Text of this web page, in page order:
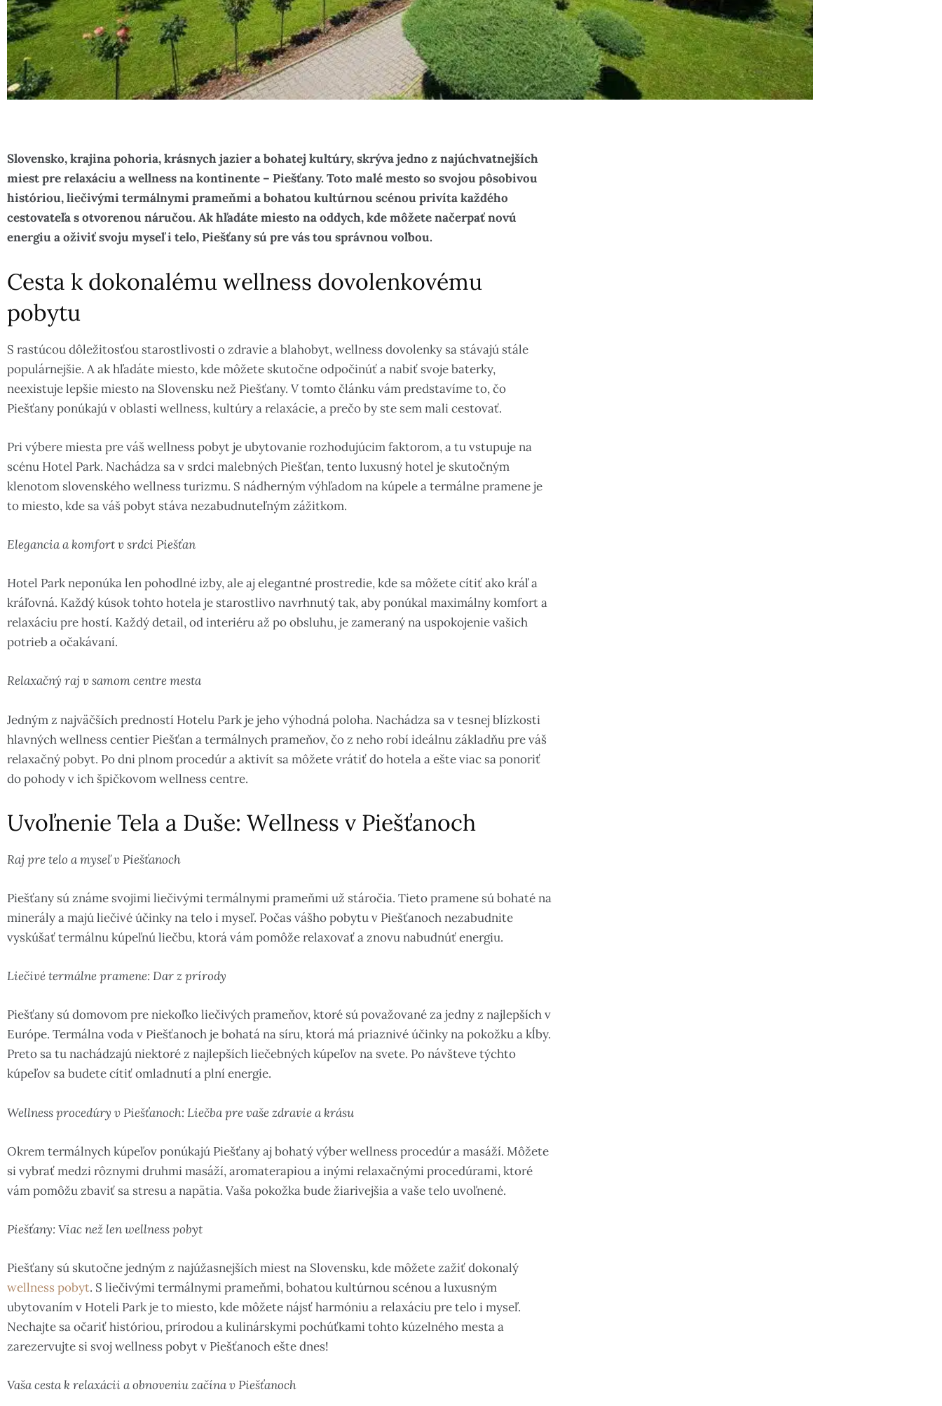
Slovensko, krajina pohoria, krásnych jazier a bohatej kultúry, skrýva jedno z najúchvatnejších
miest pre relaxáciu a wellness na kontinente – Piešťany. Toto malé mesto so svojou pôsobivou
históriou, liečivými termálnymi prameňmi a bohatou kultúrnou scénou privíta každého
cestovateľa s otvorenou náručou. Ak hľadáte miesto na oddych, kde môžete načerpať novú
energiu a oživiť svoju myseľ i telo, Piešťany sú pre vás tou správnou voľbou.
Cesta k dokonalému wellness dovolenkovému
pobytu
S rastúcou dôležitosťou starostlivosti o zdravie a blahobyt, wellness dovolenky sa stávajú stále
populárnejšie. A ak hľadáte miesto, kde môžete skutočne odpočinúť a nabiť svoje baterky,
neexistuje lepšie miesto na Slovensku než Piešťany. V tomto článku vám predstavíme to, čo
Piešťany ponúkajú v oblasti wellness, kultúry a relaxácie, a prečo by ste sem mali cestovať.
Pri výbere miesta pre váš wellness pobyt je ubytovanie rozhodujúcim faktorom, a tu vstupuje na
scénu Hotel Park. Nachádza sa v srdci malebných Piešťan, tento luxusný hotel je skutočným
klenotom slovenského wellness turizmu. S nádherným výhľadom na kúpele a termálne pramene je
to miesto, kde sa váš pobyt stáva nezabudnuteľným zážitkom.
Elegancia a komfort v srdci Piešťan
Hotel Park neponúka len pohodlné izby, ale aj elegantné prostredie, kde sa môžete cítiť ako kráľ a
kráľovná. Každý kúsok tohto hotela je starostlivo navrhnutý tak, aby ponúkal maximálny komfort a
relaxáciu pre hostí. Každý detail, od interiéru až po obsluhu, je zameraný na uspokojenie vašich
potrieb a očakávaní.
Relaxačný raj v samom centre mesta
Jedným z najväčších predností Hotelu Park je jeho výhodná poloha. Nachádza sa v tesnej blízkosti
hlavných wellness centier Piešťan a termálnych prameňov, čo z neho robí ideálnu základňu pre váš
relaxačný pobyt. Po dni plnom procedúr a aktivít sa môžete vrátiť do hotela a ešte viac sa ponoriť
do pohody v ich špičkovom wellness centre.
Uvoľnenie Tela a Duše: Wellness v Piešťanoch
Raj pre telo a myseľ v Piešťanoch
Piešťany sú známe svojimi liečivými termálnymi prameňmi už stáročia. Tieto pramene sú bohaté na
minerály a majú liečivé účinky na telo i myseľ. Počas vášho pobytu v Piešťanoch nezabudnite
vyskúšať termálnu kúpeľnú liečbu, ktorá vám pomôže relaxovať a znovu nabudnúť energiu.
Liečivé termálne pramene: Dar z prírody
Piešťany sú domovom pre niekoľko liečivých prameňov, ktoré sú považované za jedny z najlepších v
Európe. Termálna voda v Piešťanoch je bohatá na síru, ktorá má priaznivé účinky na pokožku a kĺby.
Preto sa tu nachádzajú niektoré z najlepších liečebných kúpeľov na svete. Po návšteve týchto
kúpeľov sa budete cítiť omladnutí a plní energie.
Wellness procedúry v Piešťanoch: Liečba pre vaše zdravie a krásu
Okrem termálnych kúpeľov ponúkajú Piešťany aj bohatý výber wellness procedúr a masáží. Môžete
si vybrať medzi rôznymi druhmi masáží, aromaterapiou a inými relaxačnými procedúrami, ktoré
vám pomôžu zbaviť sa stresu a napätia. Vaša pokožka bude žiarivejšia a vaše telo uvoľnené.
Piešťany: Viac než len wellness pobyt
Piešťany sú skutočne jedným z najúžasnejších miest na Slovensku, kde môžete zažiť dokonalý
wellness pobyt. S liečivými termálnymi prameňmi, bohatou kultúrnou scénou a luxusným
ubytovaním v Hoteli Park je to miesto, kde môžete nájsť harmóniu a relaxáciu pre telo i myseľ.
Nechajte sa očariť históriou, prírodou a kulinárskymi pochúťkami tohto kúzelného mesta a
zarezervujte si svoj wellness pobyt v Piešťanoch ešte dnes!
Vaša cesta k relaxácii a obnoveniu začína v Piešťanoch